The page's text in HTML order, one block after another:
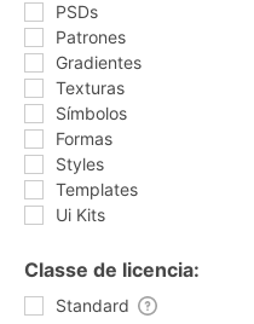
PSDs
Patrones
Gradientes
Texturas
Símbolos
Formas
Styles
Templates
Ui Kits
Classe de licencia:
Standard